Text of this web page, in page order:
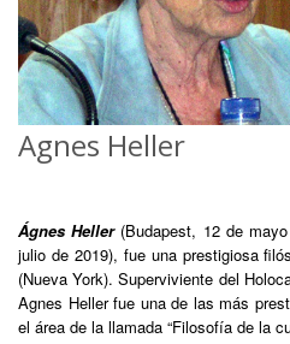
Agnes Heller
Ágnes Heller (Budapest, 12 de
julio de 2019), fue una prestigiosa
(Nueva York). Superviviente del
Agnes Heller fue una de las más
el área de la llamada “Filosofía de la